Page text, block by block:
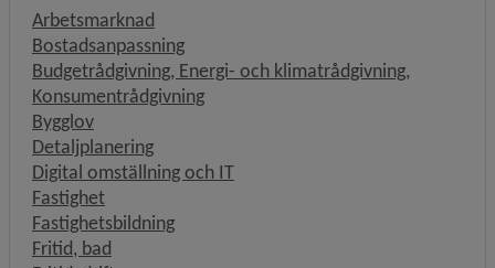
Arbetsmarknad
Bostadsanpassning
Budgetrådgivning, Energi- och klimatrådgivning,
Konsumentrådgivning
Bygglov
Detaljplanering
Digital omställning och IT
Fastighet
Fastighetsbildning
Fritid, bad